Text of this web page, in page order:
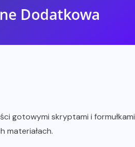
gotowymi skryptami i formułkami
materiałach.